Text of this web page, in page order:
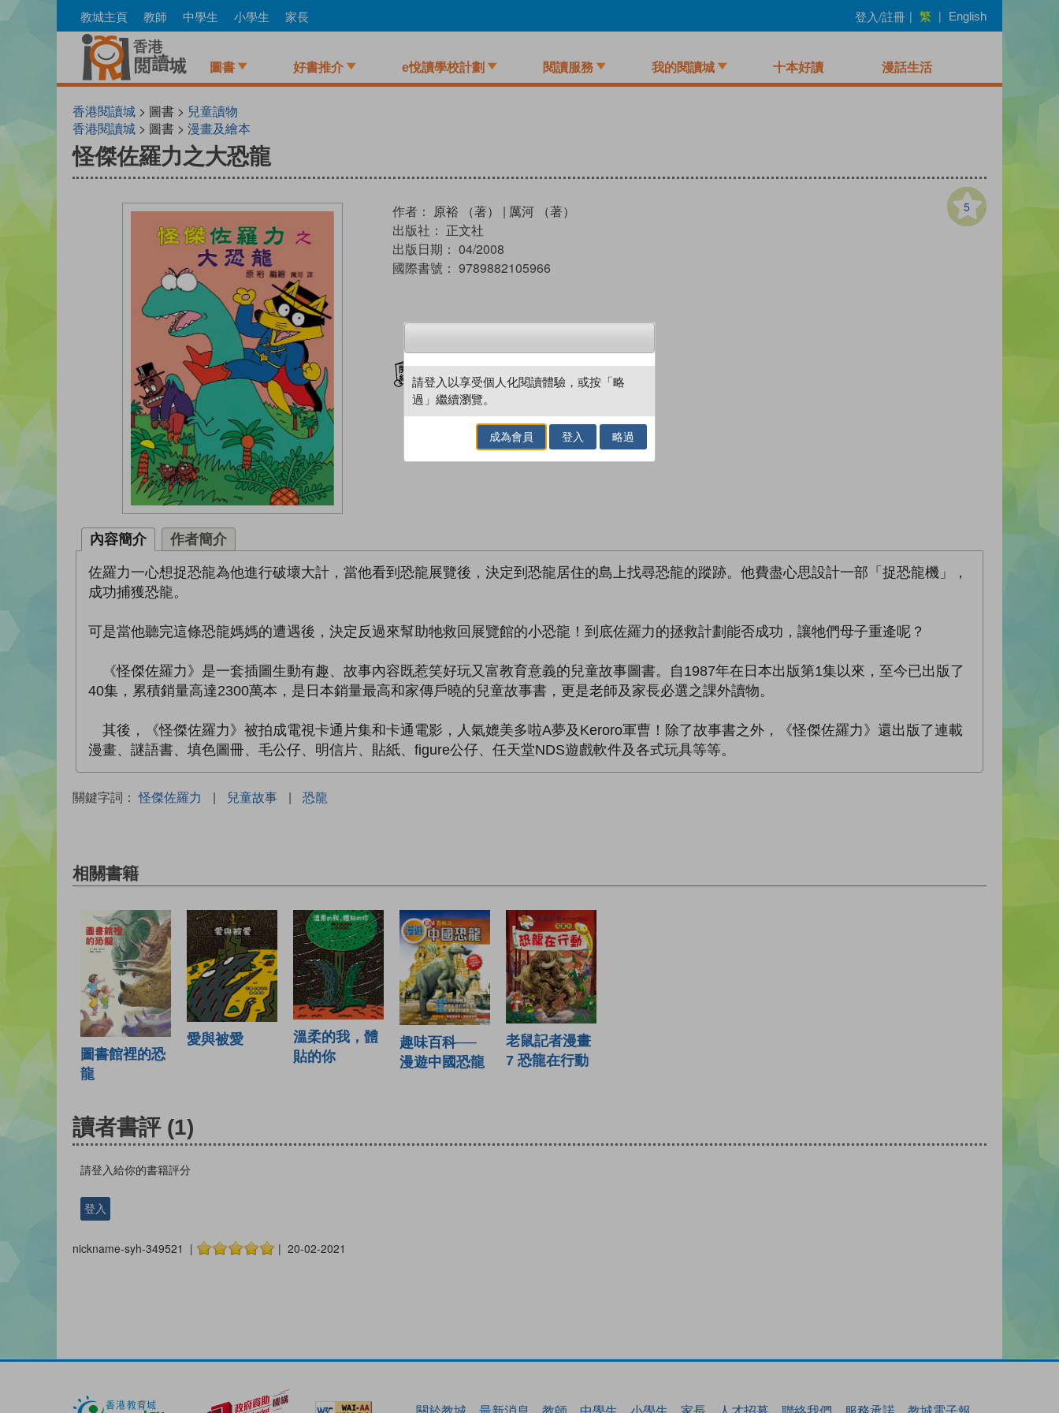
to
教城主頁 教師 中學生 小學生 家長 登入/註冊 | 繁 | English
圖書 好書推介 e悅讀學校計劃 閱讀服務 我的閱讀城 十本好讀 漫話生活
香港閱讀城 > 圖書 > 兒童讀物
香港閱讀城 > 圖書 > 漫畫及繪本
怪傑佐羅力之大恐龍
5
作者： 原裕 （著） | 厲河 （著）
出版社： 正文社
出版日期： 04/2008
國際書號： 9789882105966
加入閱讀紀錄
內容簡介 作者簡介
佐羅力一心想捉恐龍為他進行破壞大計，當他看到恐龍展覽後，決定到恐龍居住的島上找尋恐龍的蹤跡。他費盡心思設計一部「捉恐龍機」，
成功捕獲恐龍。
可是當他聽完這條恐龍媽媽的遭遇後，決定反過來幫助牠救回展覽館的小恐龍！到底佐羅力的拯救計劃能否成功，讓牠們母子重逄呢？
《怪傑佐羅力》是一套插圖生動有趣、故事內容既惹笑好玩又富教育意義的兒童故事圖書。自1987年在日本出版第1集以來，至今已出版了
40集，累積銷量高達2300萬本，是日本銷量最高和家傳戶曉的兒童故事書，更是老師及家長必選之課外讀物。
其後，《怪傑佐羅力》被拍成電視卡通片集和卡通電影，人氣媲美多啦A夢及Keroro軍曹！除了故事書之外，《怪傑佐羅力》還出版了連載
漫畫、謎語書、填色圖冊、毛公仔、明信片、貼紙、figure公仔、任天堂NDS遊戲軟件及各式玩具等等。
關鍵字詞：怪傑佐羅力 | 兒童故事 | 恐龍
相關書籍
圖書館裡的恐
龍
愛與被愛
溫柔的我，體
貼的你
趣味百科──
漫遊中國恐龍
老鼠記者漫畫
7 恐龍在行動
讀者書評 (1)
請登入給你的書籍評分
登入
nickname-syh-349521 | | 20-02-2021
請登入以享受個人化閱讀體驗，或按「略
過」繼續瀏覽。
成為會員 登入 略過